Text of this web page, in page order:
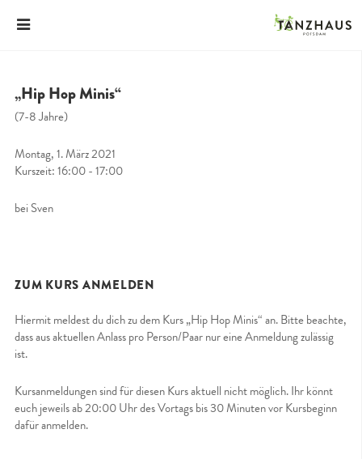
„Hip Hop Minis“
(7-8 Jahre)
Montag, 1. März 2021
Kurszeit: 16:00 - 17:00
bei Sven
ZUM KURS ANMELDEN
Hiermit meldest du dich zu dem Kurs „Hip Hop Minis“ an. Bitte beachte,
dass aus aktuellen Anlass pro Person/Paar nur eine Anmeldung zulässig
ist.
Kursanmeldungen sind für diesen Kurs aktuell nicht möglich. Ihr könnt
euch jeweils ab 20:00 Uhr des Vortags bis 30 Minuten vor Kursbeginn
dafür anmelden.